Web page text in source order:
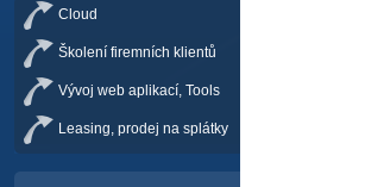
Cloud
Školení firemních klientů
Vývoj web aplikací, Tools
Leasing, prodej na splátky